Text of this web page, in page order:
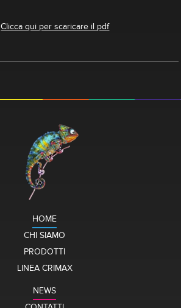
Clicca qui per scaricare il pdf
HOME
CHI SIAMO
PRODOTTI
LINEA CRIMAX
NEWS